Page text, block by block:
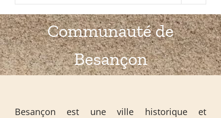
Communauté de
Besançon
Besançon est une ville historique et